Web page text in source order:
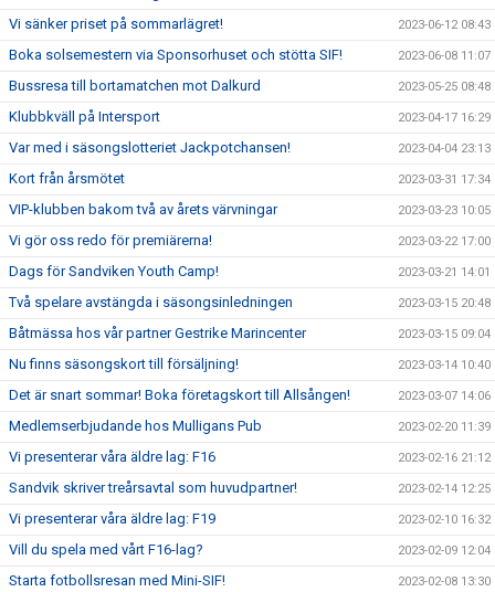
Vi sänker priset på sommarlägret! 2023-06-12 08:43
Boka solsemestern via Sponsorhuset och stötta SIF! 2023-06-08 11:07
Bussresa till bortamatchen mot Dalkurd 2023-05-25 08:48
Klubbkväll på Intersport 2023-04-17 16:29
Var med i säsongslotteriet Jackpotchansen! 2023-04-04 23:13
Kort från årsmötet 2023-03-31 17:34
VIP-klubben bakom två av årets värvningar 2023-03-23 10:05
Vi gör oss redo för premiärerna! 2023-03-22 17:00
Dags för Sandviken Youth Camp! 2023-03-21 14:01
Två spelare avstängda i säsongsinledningen 2023-03-15 20:48
Båtmässa hos vår partner Gestrike Marincenter 2023-03-15 09:04
Nu finns säsongskort till försäljning! 2023-03-14 10:40
Det är snart sommar! Boka företagskort till Allsången! 2023-03-07 14:06
Medlemserbjudande hos Mulligans Pub 2023-02-20 11:39
Vi presenterar våra äldre lag: F16 2023-02-16 21:12
Sandvik skriver treårsavtal som huvudpartner! 2023-02-14 12:25
Vi presenterar våra äldre lag: F19 2023-02-10 16:32
Vill du spela med vårt F16-lag? 2023-02-09 12:04
Starta fotbollsresan med Mini-SIF! 2023-02-08 13:30